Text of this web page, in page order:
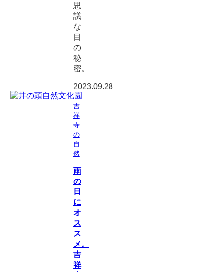
思
議
な
目
の
秘
密。
2023.09.28
吉
祥
寺
の
自
然
雨
の
日
に
オ
ス
ス
メ。
吉
祥